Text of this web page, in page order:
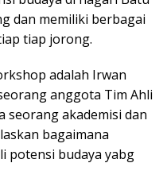
dan memiliki berbagai
tiap jorong.
adalah Irwan
anggota Tim Ahli
seorang akademisi dan
bagaimana
potensi budaya yabg